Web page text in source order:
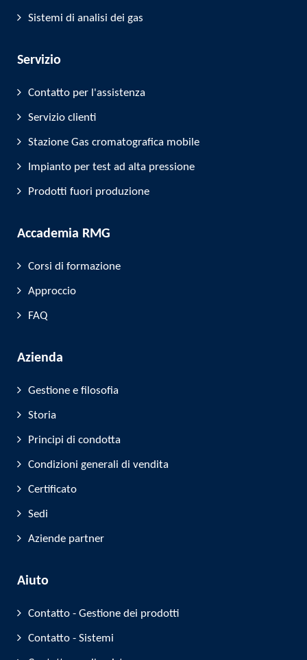
Sistemi di analisi dei gas
Servizio
Contatto per l'assistenza
Servizio clienti
Stazione Gas cromatografica mobile
Impianto per test ad alta pressione
Prodotti fuori produzione
Accademia RMG
Corsi di formazione
Approccio
FAQ
Azienda
Gestione e filosofia
Storia
Principi di condotta
Condizioni generali di vendita
Certificato
Sedi
Aziende partner
Aiuto
Contatto - Gestione dei prodotti
Contatto - Sistemi